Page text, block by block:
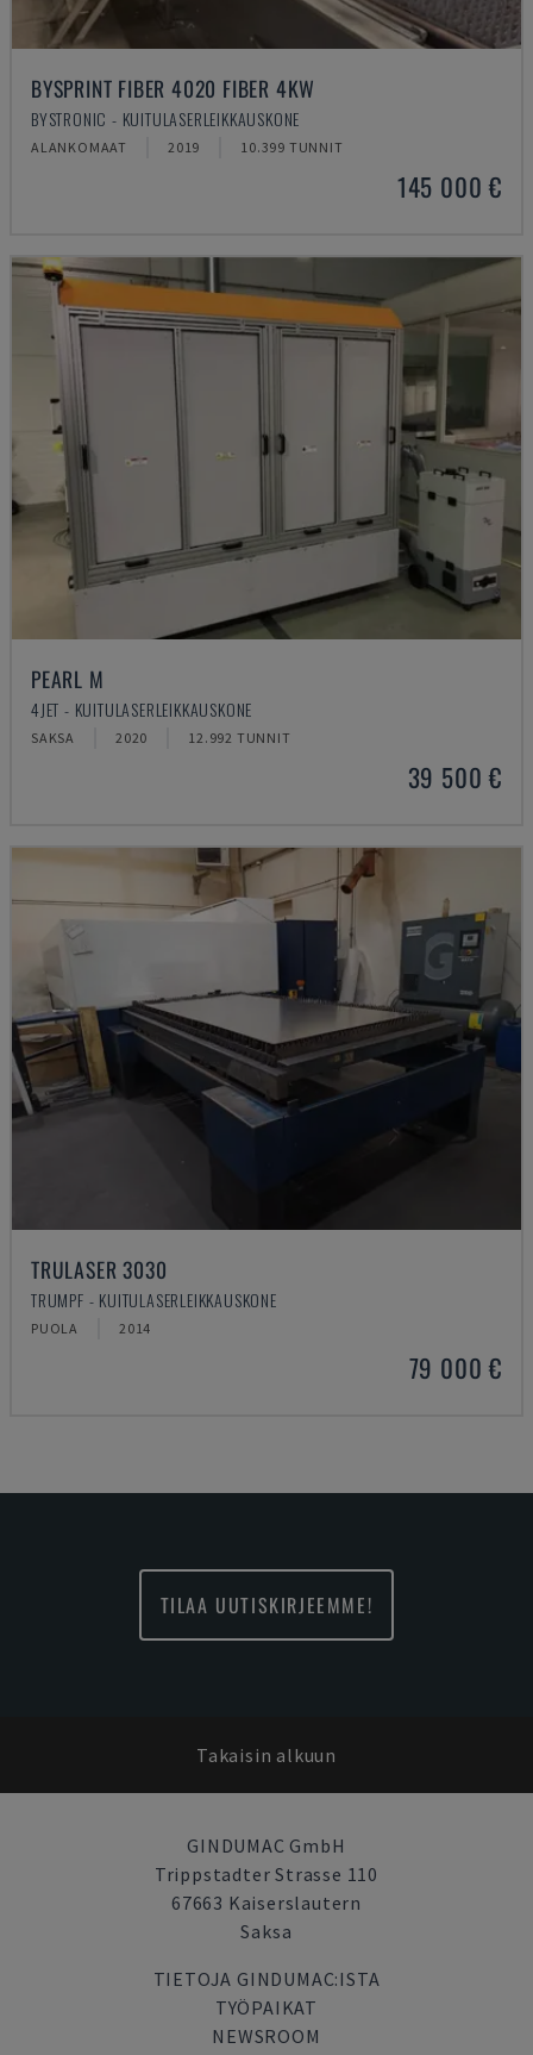
BYSPRINT FIBER 4020 FIBER 4KW
BYSTRONIC - KUITULASERLEIKKAUSKONE
ALANKOMAAT 2019 10.399 TUNNIT
145 000 €
PEARL M
4JET - KUITULASERLEIKKAUSKONE
SAKSA 2020 12.992 TUNNIT
39 500 €
TRULASER 3030
TRUMPF - KUITULASERLEIKKAUSKONE
PUOLA 2014
79 000 €
TILAA UUTISKIRJEEMME!
Takaisin alkuun
GINDUMAC GmbH
Trippstadter Strasse 110
67663 Kaiserslautern
Saksa
TIETOJA GINDUMAC:ISTA
TYÖPAIKAT
NEWSROOM